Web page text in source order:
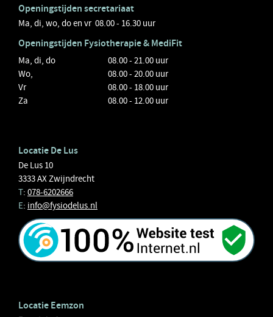
Openingstijden secretariaat
Ma, di, wo, do en vr 08.00 - 16.30 uur
Openingstijden Fysiotherapie& MediFit
Ma, di, do
08.00 - 21.00 uur
Wo,
08.00 - 20.00 uur
Vr
08.00 - 18.00 uur
Za
08.00 - 12.00 uur
Locatie De Lus
De Lus 10
3333 AX Zwijndrecht
T: 078-6202666
E: info@fysiodelus.nl
Locatie Eemzon